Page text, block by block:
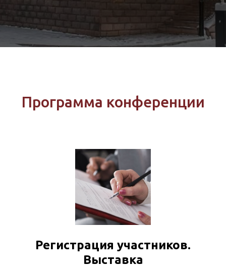
Программа конференции
Регистрация участников.
Выставка